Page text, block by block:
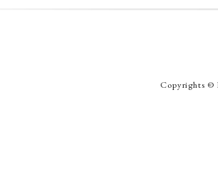
Copyrights ©